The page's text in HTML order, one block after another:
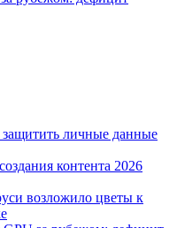
защитить личные данные
контента 2026
возложило цветы к